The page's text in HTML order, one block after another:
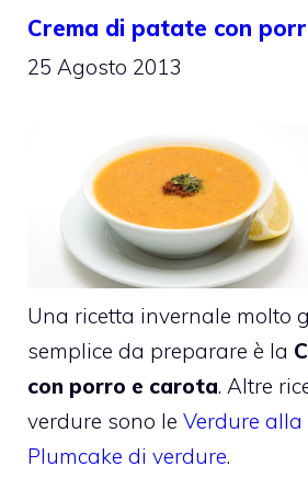
Crema di patate con
25 Agosto 2013
Una ricetta invernale molto
semplice da preparare è la
con porro e carota. Altre
verdure sono le Verdure alla
Plumcake di verdure.